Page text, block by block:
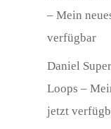
– Mein
verfügbar
Daniel
Loops –
jetzt